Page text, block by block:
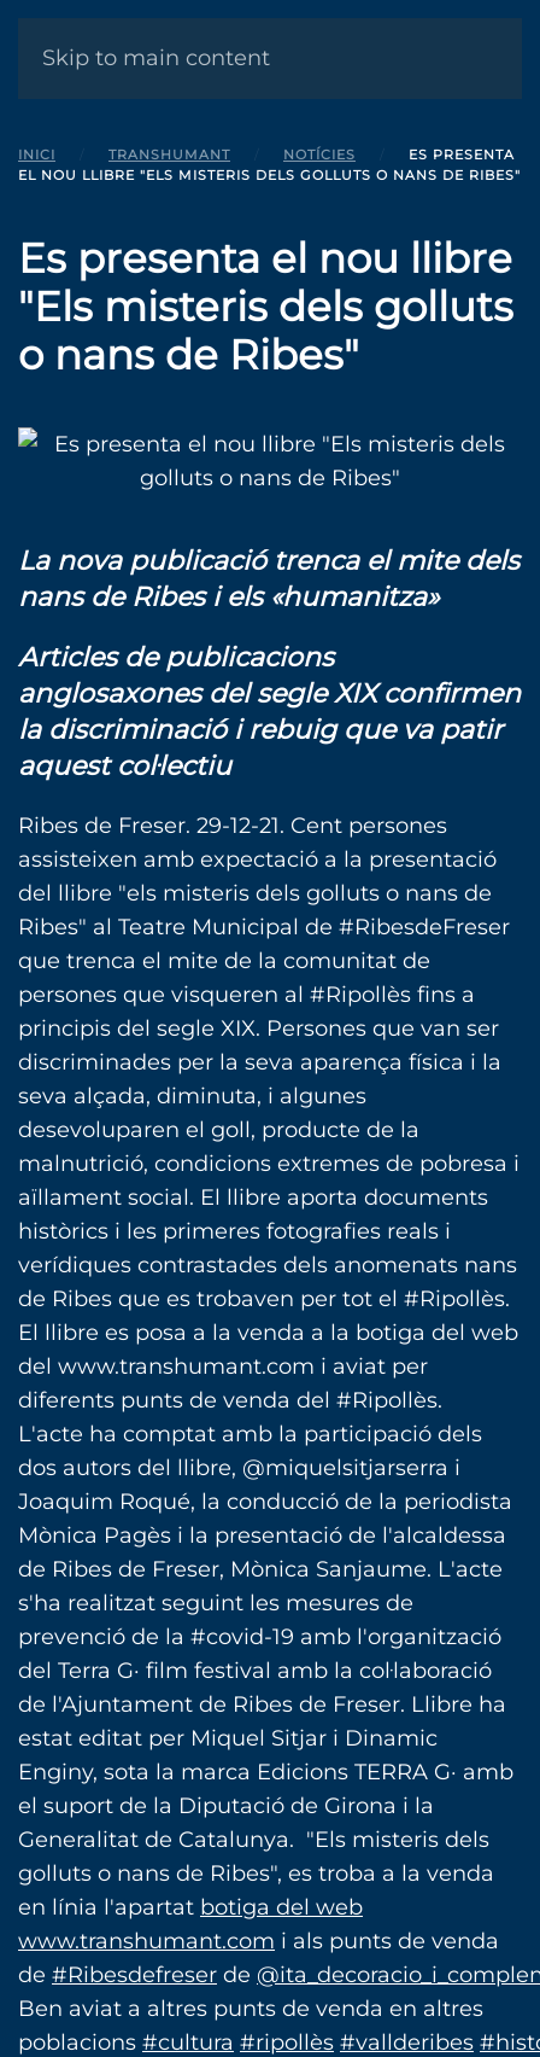
Skip to main content
INICI TRANSHUMANT NOTÍCIES
ES PRESENTA
EL NOU LLIBRE "ELS MISTERIS DELS GOLLUTS O NANS DE RIBES"
Es presenta el nou llibre
"Els misteris dels golluts
o nans de Ribes"
La nova publicació trenca el mite dels
nans de Ribes i els «humanitza»
Articles de publicacions
anglosaxones del segle XIX confirmen
la discriminació i rebuig que va patir
aquest col·lectiu
Ribes de Freser. 29-12-21. Cent persones
assisteixen amb expectació a la presentació
del llibre "els misteris dels golluts o nans de
Ribes" al Teatre Municipal de #RibesdeFreser
que trenca el mite de la comunitat de
persones que visqueren al #Ripollès fins a
principis del segle XIX. Persones que van ser
discriminades per la seva aparença física i la
seva alçada, diminuta, i algunes
desevoluparen el goll, producte de la
malnutrició, condicions extremes de pobresa i
aïllament social. El llibre aporta documents
històrics i les primeres fotografies reals i
verídiques contrastades dels anomenats nans
de Ribes que es trobaven per tot el #Ripollès.
El llibre es posa a la venda a la botiga del web
del www.transhumant.com i aviat per
diferents punts de venda del #Ripollès.
L'acte ha comptat amb la participació dels
dos autors del llibre, @miquelsitjarserra i
Joaquim Roqué, la conducció de la periodista
Mònica Pagès i la presentació de l'alcaldessa
de Ribes de Freser, Mònica Sanjaume. L'acte
s'ha realitzat seguint les mesures de
prevenció de la #covid-19 amb l'organització
del Terra G· film festival amb la col·laboració
de l'Ajuntament de Ribes de Freser. Llibre ha
estat editat per Miquel Sitjar i Dinamic
Enginy, sota la marca Edicions TERRA G· amb
el suport de la Diputació de Girona i la
Generalitat de Catalunya. "Els misteris dels
golluts o nans de Ribes", es troba a la venda
en línia l'apartat botiga del web
www.transhumant.com i als punts de venda
de #Ribesdefreser de
Ben aviat a altres punts de venda en altres
poblacions #cultura #ripollès #vallderibes